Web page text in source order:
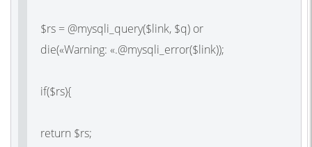
$rs = @mysqli_query($link, $q) or
die(«Warning: «.@mysqli_error($link));
if($rs){
return $rs;